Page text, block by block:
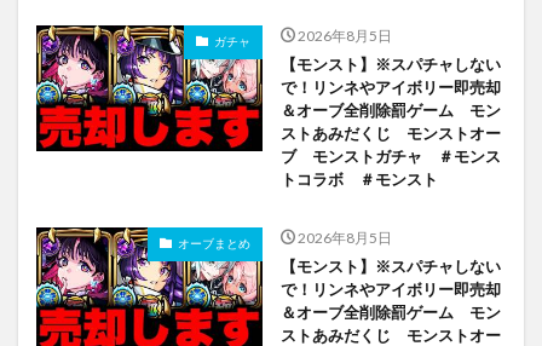
ガチャ 2026年8月5日
【モンスト】※スパチャしない
で！リンネやアイボリー即売却
＆オーブ全削除罰ゲーム モン
ストあみだくじ モンストオー
ブ モンストガチャ ＃モンス
トコラボ ＃モンスト
オーブまとめ 2026年8月5日
【モンスト】※スパチャしない
で！リンネやアイボリー即売却
＆オーブ全削除罰ゲーム モン
ストあみだくじ モンストオー